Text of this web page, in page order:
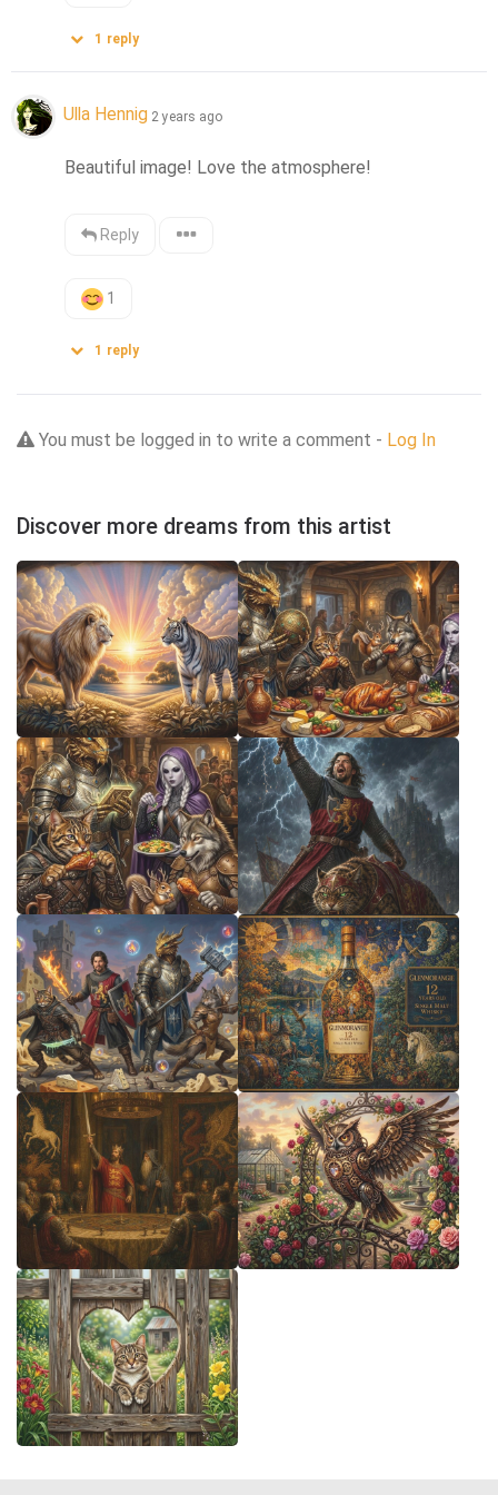
1 reply
Ulla Hennig 2 years ago
Beautiful image! Love the atmosphere!
Reply
1
1 reply
You must be logged in to write a comment - Log In
Discover more dreams from this artist